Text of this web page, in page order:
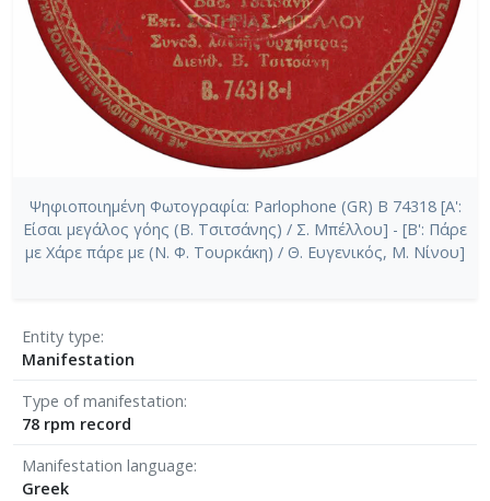
Ψηφιοποιημένη Φωτογραφία: Parlophone (GR) Β 74318 [Α':
Είσαι μεγάλος γόης (Β. Τσιτσάνης) / Σ. Μπέλλου] - [Β': Πάρε
με Χάρε πάρε με (Ν. Φ. Τουρκάκη) / Θ. Ευγενικός, Μ. Νίνου]
Entity type
Manifestation
Type of manifestation
78 rpm record
Manifestation language
Greek